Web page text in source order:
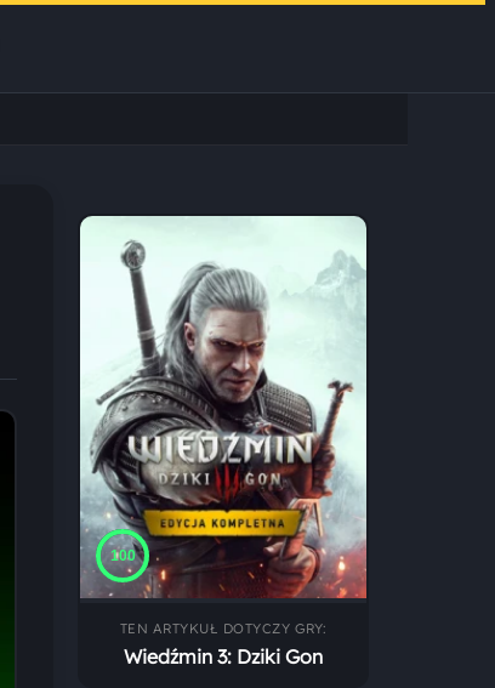
100
TEN ARTYKUŁ DOTYCZY GRY:
Wiedźmin 3: Dziki Gon